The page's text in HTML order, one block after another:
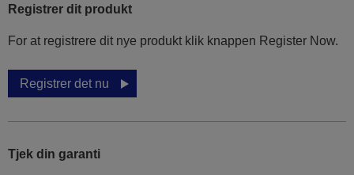
Registrer dit produkt
For at registrere dit nye produkt klik knappen Register Now.
Registrer det nu
Tjek din garanti